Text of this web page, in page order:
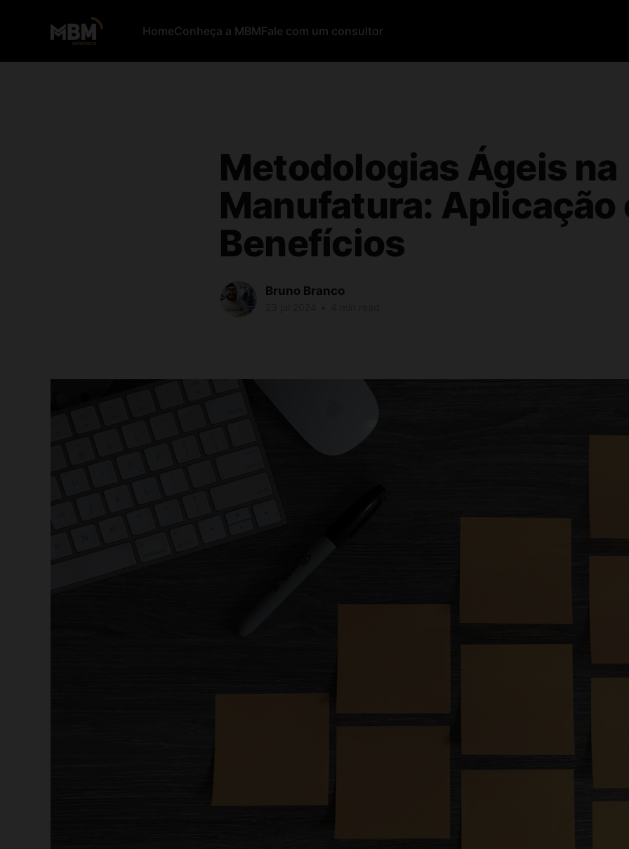
HomeConheça a MBMFale com um consultor
Metodologias Ágeis na
Manufatura: Aplicação
Benefícios
Bruno Branco